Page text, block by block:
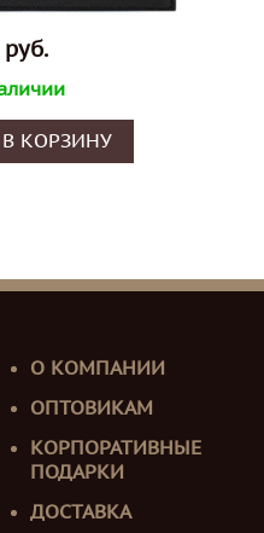
В КОРЗИНУ
О КОМПАНИИ
ОПТОВИКАМ
КОРПОРАТИВНЫЕ
ПОДАРКИ
ДОСТАВКА